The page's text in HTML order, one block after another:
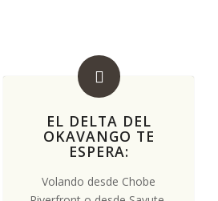
EL DELTA DEL
OKAVANGO TE
ESPERA:
Volando desde Chobe